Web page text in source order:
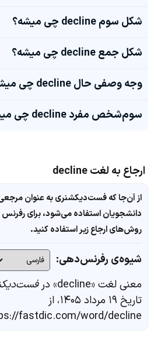
شکل سوم decline چی میشه؟
شکل جمع decline چی میشه؟
وجه وصفی حال decline چی میشه؟
سوم‌شخص مفرد decline چی میشه؟
ارجاع به لغت decline
از آن‌جا که فست‌دیکشنری به عنوان
دانشجویان استفاده می‌شود، برای رفرنس
روش‌های ارجاع زیر استفاده کنید.
شیوه‌ی رفرنس‌دهی:
معنی لغت «decline» در
تاریخ ۱۹ مرداد ۱۴۰۵، از
fastdic.com/word/decline